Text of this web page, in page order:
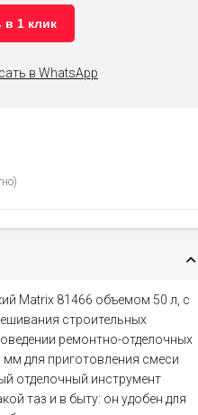
в 1 клик
в WhatsApp
Matrix 81466 объемом 50 л, с
строительных
ремонтно-отделочных
мм для приготовления смеси
отделочный инструмент
таз и в быту: он удобен для